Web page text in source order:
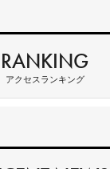
RANKING
アクセスランキング